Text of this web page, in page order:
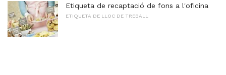
Etiqueta de recaptació de fons a l'oficina
ETIQUETA DE LLOC DE TREBALL